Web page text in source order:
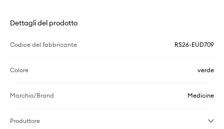
Dettagli del prodotto
Codice del fabbricante RS26-EUD709
Colore verde
Marchio/Brand Medicine
Produttore